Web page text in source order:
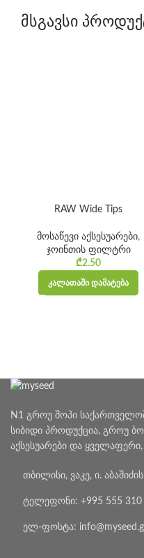
მსგავსი
RAW Wide Tips
მოსაწევი აქსესუარები,
ჯოინთის ფილტრი
₾2.50
ᲙᲐᲚᲐᲗᲐᲨᲘ ᲓᲐᲛᲐᲢᲔᲑᲐ
N1 გროუ შოპი
სიბიდი პროდუქცია, გროუ
აქსესუარები და
თბილისი, ვაკე, ი.
ტელეფონი: +995 555 310
ელ-ფოსტა: